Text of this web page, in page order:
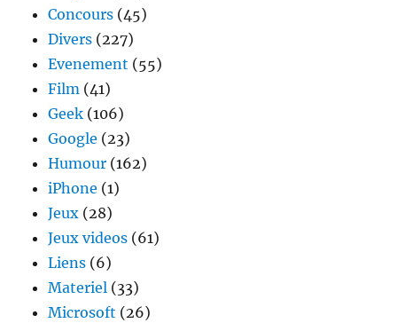
Concours (45)
Divers (227)
Evenement (55)
Film (41)
Geek (106)
Google (23)
Humour (162)
iPhone (1)
Jeux (28)
Jeux videos (61)
Liens (6)
Materiel (33)
Microsoft (26)